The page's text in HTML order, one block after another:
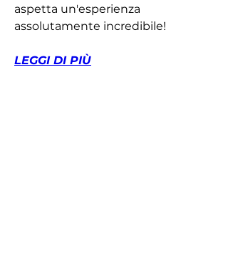
aspetta un'esperienza
assolutamente incredibile!
LEGGI DI PIÙ